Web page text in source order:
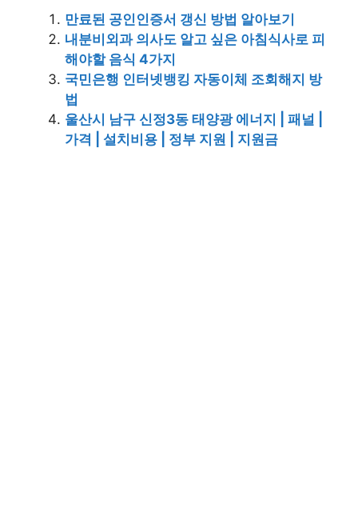
만료된 공인인증서 갱신 방법 알아보기
내분비외과 의사도 알고 싶은 아침식사로 피
해야할 음식 4가지
국민은행 인터넷뱅킹 자동이체 조회해지 방
법
울산시 남구 신정3동 태양광 에너지 | 패널 |
가격 | 설치비용 | 정부 지원 | 지원금